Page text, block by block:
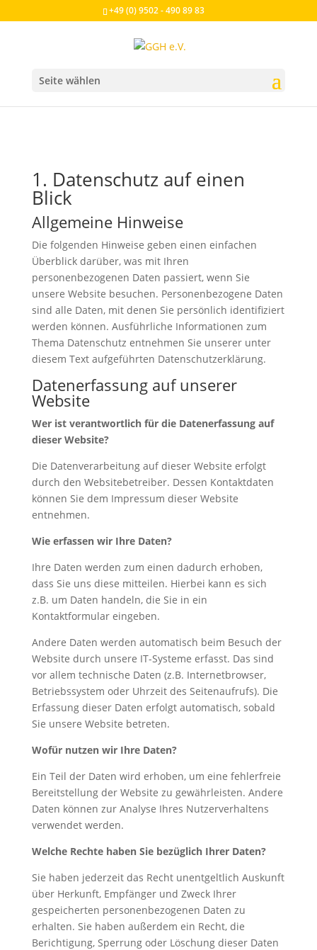
+49 (0) 9502 - 490 89 83
Seite wählen
1. Datenschutz auf einen
Blick
Allgemeine Hinweise
Die folgenden Hinweise geben einen einfachen
Überblick darüber, was mit Ihren
personenbezogenen Daten passiert, wenn Sie
unsere Website besuchen. Personenbezogene Daten
sind alle Daten, mit denen Sie persönlich identifiziert
werden können. Ausführliche Informationen zum
Thema Datenschutz entnehmen Sie unserer unter
diesem Text aufgeführten Datenschutzerklärung.
Datenerfassung auf unserer
Website
Wer ist verantwortlich für die Datenerfassung auf
dieser Website?
Die Datenverarbeitung auf dieser Website erfolgt
durch den Websitebetreiber. Dessen Kontaktdaten
können Sie dem Impressum dieser Website
entnehmen.
Wie erfassen wir Ihre Daten?
Ihre Daten werden zum einen dadurch erhoben,
dass Sie uns diese mitteilen. Hierbei kann es sich
z.B. um Daten handeln, die Sie in ein
Kontaktformular eingeben.
Andere Daten werden automatisch beim Besuch der
Website durch unsere IT-Systeme erfasst. Das sind
vor allem technische Daten (z.B. Internetbrowser,
Betriebssystem oder Uhrzeit des Seitenaufrufs). Die
Erfassung dieser Daten erfolgt automatisch, sobald
Sie unsere Website betreten.
Wofür nutzen wir Ihre Daten?
Ein Teil der Daten wird erhoben, um eine fehlerfreie
Bereitstellung der Website zu gewährleisten. Andere
Daten können zur Analyse Ihres Nutzerverhaltens
verwendet werden.
Welche Rechte haben Sie bezüglich Ihrer Daten?
Sie haben jederzeit das Recht unentgeltlich Auskunft
über Herkunft, Empfänger und Zweck Ihrer
gespeicherten personenbezogenen Daten zu
erhalten. Sie haben außerdem ein Recht, die
Berichtigung, Sperrung oder Löschung dieser Daten